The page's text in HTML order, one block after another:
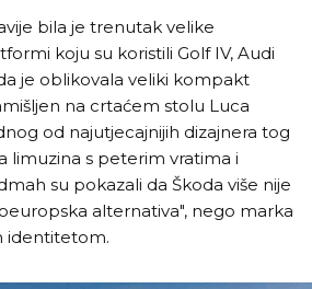
bila je trenutak velike
koju su koristili Golf IV, Audi
je oblikovala veliki kompakt
na crtaćem stolu Luca
od najutjecajnijih dizajnera tog
limuzina s peterim vratima i
su pokazali da Škoda više nije
alternativa", nego marka
identitetom.